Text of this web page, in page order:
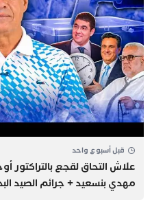
قبل أسبوع واحد
علاش التحاق لقجع بالتراكتور
مهدي بنسعيد + جرائم الصيد